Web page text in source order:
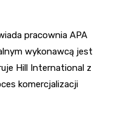
pracownia APA
wykonawcą jest
Hill International z
komercjalizacji